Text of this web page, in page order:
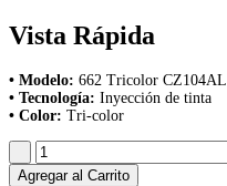
Vista Rápida
• Modelo: 662 Tricolor CZ104AL
• Tecnología: Inyección de tinta
• Color: Tri-color
Agregar al Carrito